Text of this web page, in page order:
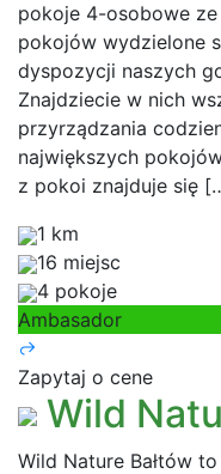
pokoje 4-osobowe ze
pokojów wydzielone
dyspozycji naszych
Znajdziecie w nich
przyrządzania
największych
z pokoi znajduje się
1 km
16 miejsc
4 pokoje
Ambasador
Zapytaj o cene
Wild
Wild Nature Bałtów